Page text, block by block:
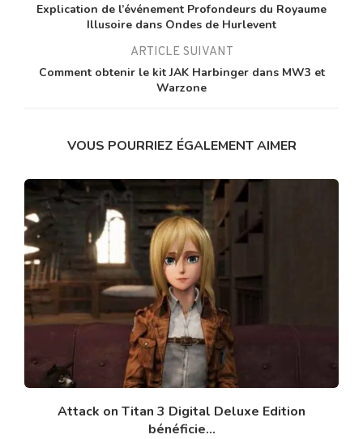
Explication de l’événement Profondeurs du Royaume
Illusoire dans Ondes de Hurlevent
ARTICLE SUIVANT
Comment obtenir le kit JAK Harbinger dans MW3 et
Warzone
VOUS POURRIEZ ÉGALEMENT AIMER
Attack on Titan 3 Digital Deluxe Edition
bénéficie...